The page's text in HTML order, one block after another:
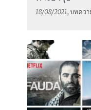
18/08/2021, บทคว